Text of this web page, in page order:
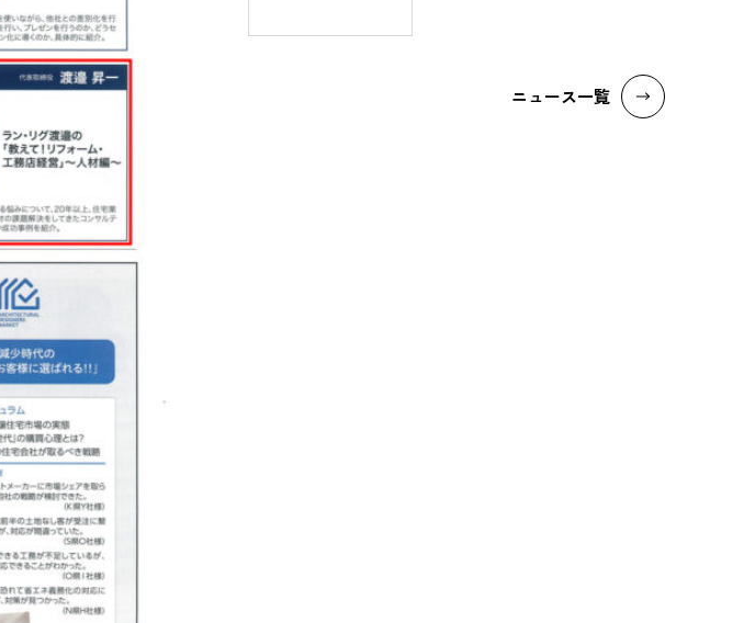
ニュース一覧